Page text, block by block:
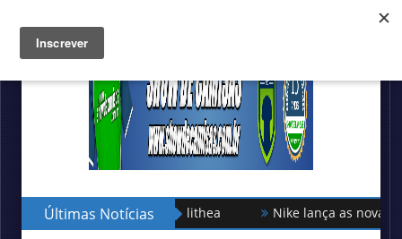
Últimas Notícias Nike lança as novas camisas